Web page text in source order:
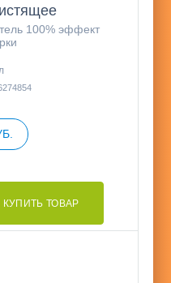
100% эффект